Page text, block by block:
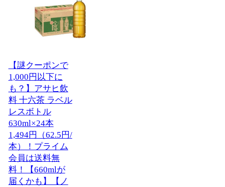
【謎クーポンで
1,000円以下に
も？】アサヒ飲
料 十六茶 ラベル
レスボトル
630ml×24本
1,494円（62.5円/
本）！プライム
会員は送料無
料！【660mlが
届くかも】【ノ